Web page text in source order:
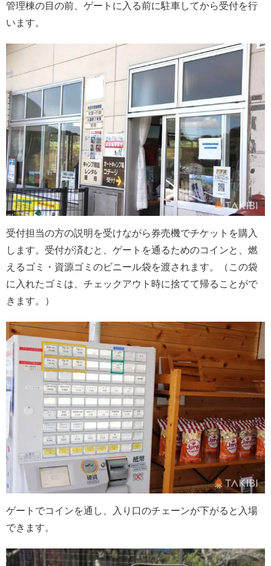
管理棟の目の前、ゲートに入る前に駐車してから受付を行
います。
受付担当の方の説明を受けながら券売機でチケットを購入
します。受付が済むと、ゲートを通るためのコインと、燃
えるゴミ・資源ゴミのビニール袋を渡されます。（この袋
に入れたゴミは、チェックアウト時に捨てて帰ることがで
きます。）
ゲートでコインを通し、入り口のチェーンが下がると入場
できます。